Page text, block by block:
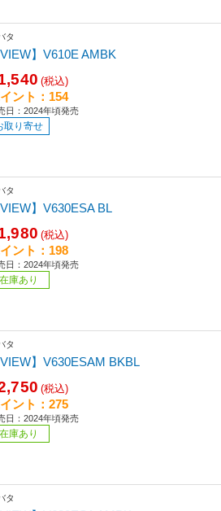
タ
VIEW】V610E AMBK
(税込)
ント：154
日：2024年頃発売
取り寄せ
タ
VIEW】V630ESA BL
(税込)
ント：198
日：2024年頃発売
在庫あり
タ
VIEW】V630ESAM BKBL
(税込)
ント：275
日：2024年頃発売
在庫あり
タ